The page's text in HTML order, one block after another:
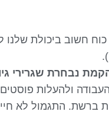
חשוב ביכולת שלנו
נבחרת שגרירי
ולהעלות
ברשת. התגמול לא